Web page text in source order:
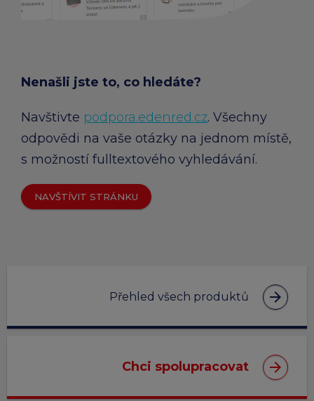
Nenašli jste to, co hledáte?
Navštivte podpora.edenred.cz. Všechny
odpovědi na vaše otázky na jednom místě,
s možností fulltextového vyhledávání.
NAVŠTÍVIT STRÁNKU
Přehled všech produktů arrow_forward
Chci spolupracovat arrow_forward